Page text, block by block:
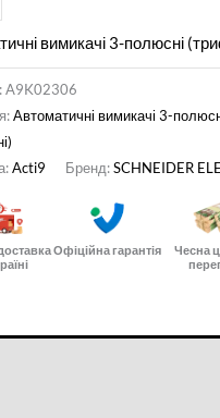
вимикачі 3-полюсні
A9K02306
Автоматичні вимикачі 3-
Acti9 Бренд:SCHNEIDER
Офіційна гарантія
Чесна